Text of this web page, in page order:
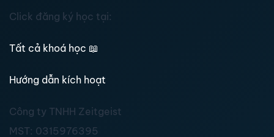
Click đăng ký học tại:
Tất cả khoá học 📖
Hướng dẫn kích hoạt
Công ty TNHH Zeitgeist
MST: 0315976395